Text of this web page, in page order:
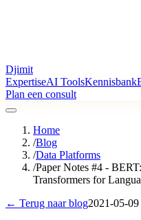
Djimit
ExpertiseAI ToolsKennisbank
Plan een consult
Home
/Blog
/Data Platforms
/Paper Notes #4 -
Transformers for
← Terug naar blog2021-05-09